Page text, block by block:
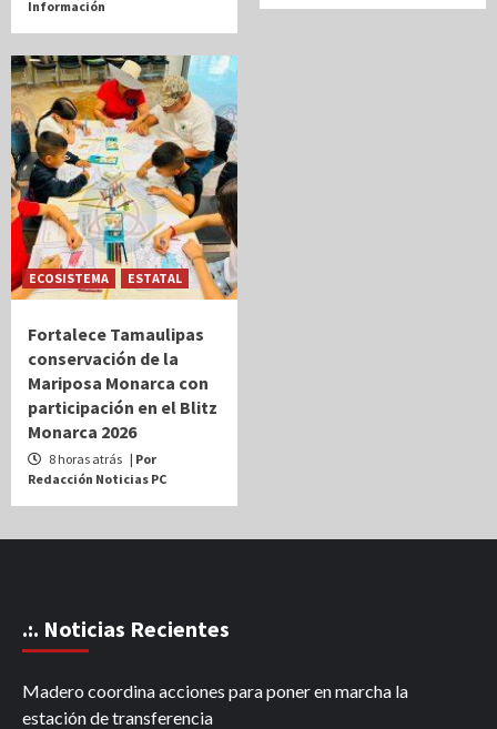
Información
ECOSISTEMA ESTATAL
Fortalece Tamaulipas
conservación de la
Mariposa Monarca con
participación en el Blitz
Monarca 2026
8 horas atrás | Por
Redacción Noticias PC
.:. Noticias Recientes
Madero coordina acciones para poner en marcha la
estación de transferencia